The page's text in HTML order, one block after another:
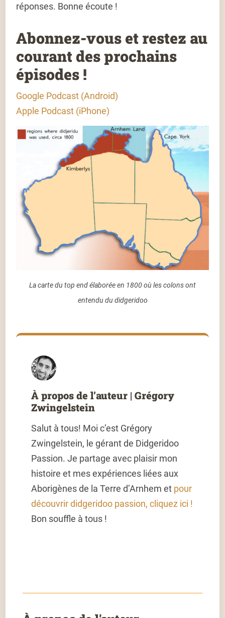
réponses. Bonne écoute !
Abonnez-vous et restez au
courant des prochains
épisodes !
Google Podcast (Android)
Apple Podcast (iPhone)
La carte du top end élaborée en 1800 où les colons ont
entendu du didgeridoo
À propos de l’auteur | Grégory
Zwingelstein
Salut à tous! Moi c’est Grégory
Zwingelstein, le gérant de Didgeridoo
Passion. Je partage avec plaisir mon
histoire et mes expériences liées aux
Aborigènes de la Terre d’Arnhem et pour
découvrir didgeridoo passion, cliquez ici !
Bon souffle à tous !